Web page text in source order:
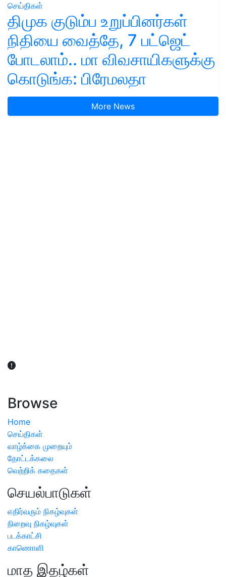
செய்திகள்
திமுக குடும்ப உறுப்பினர்கள்
நிதியை வைத்தே, 7 பட்ஜெட்
போடலாம்.. மா விவசாயிகளுக்கு
கொடுங்க: பிரேமலதா
More News
Browse
Home
செய்திகள்
வாழ்க்கை முறையும்
தோட்டக்கலை
வெற்றிக் கதைகள்
செயல்பாடுகள்
எதிர்வரும் நிகழ்வுகள்
நிறைவு நிகழ்வுகள்
படக்காட்சி
காணொளி
மாத இதழ்கள்